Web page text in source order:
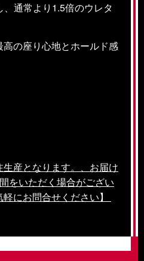
通常より1.5倍のウレタ
高の座り心地とホールド感
生産となります。、お届け
をいただく場合がござい
にお問合せください】